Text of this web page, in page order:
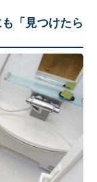
「見つけたら